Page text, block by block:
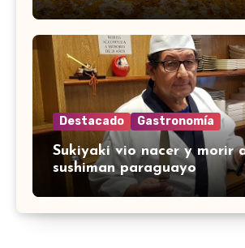
Destacado Gastronomía
Sukiyaki vio nacer y morir
sushiman paraguayo